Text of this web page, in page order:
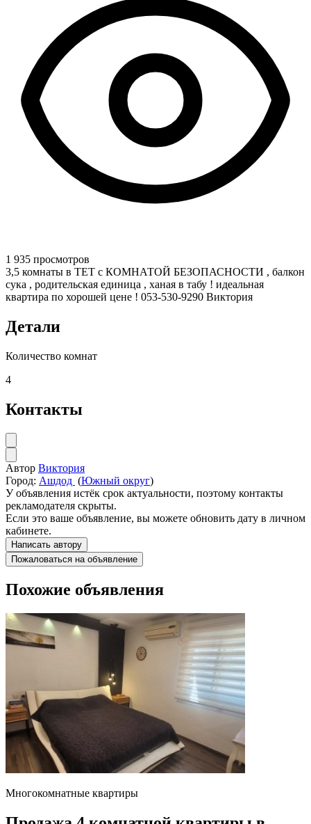
1 935 просмотров
3,5 комнаты в ТЕТ с КОМНАТОЙ БЕЗОПАСНОСТИ , балкон
сука , родительская единица , ханая в табу ! идеальная
квартира по хорошей цене ! 053-530-9290 Виктория
Детали
Количество комнат
4
Контакты
Автор Виктория
Город: Ашдод (Южный округ)
У объявления истёк срок актуальности, поэтому контакты
рекламодателя скрыты.
Если это ваше объявление, вы можете обновить дату в личном
кабинете.
Написать автору
Пожаловаться на объявление
Похожие объявления
Многокомнатные квартиры